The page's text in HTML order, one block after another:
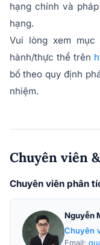
hạng chính và
hạng.
Vui lòng xem
hành/thực thể trên
bố theo quy định
nhiệm.
Chuyên viên
Chuyên viên phân
Nguyễn
Chuyên
Email: